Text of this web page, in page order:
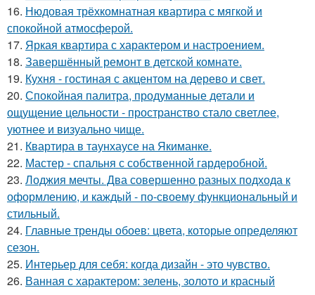
16. Нюдовая трёхкомнатная квартира с мягкой и
спокойной атмосферой.
17. Яркая квартира с характером и настроением.
18. Завершённый ремонт в детской комнате.
19. Кухня - гостиная с акцентом на дерево и свет.
20. Спокойная палитра, продуманные детали и
ощущение цельности - пространство стало светлее,
уютнее и визуально чище.
21. Квартира в таунхаусе на Якиманке.
22. Мастер - спальня с собственной гардеробной.
23. Лоджия мечты. Два совершенно разных подхода к
оформлению, и каждый - по-своему функциональный и
стильный.
24. Главные тренды обоев: цвета, которые определяют
сезон.
25. Интерьер для себя: когда дизайн - это чувство.
26. Ванная с характером: зелень, золото и красный